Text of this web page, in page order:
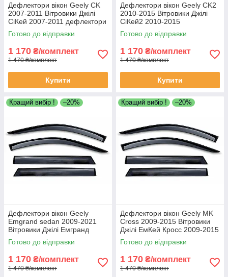
Дефлектори вікон Geely CK
2007-2011 Вітровики Джілі
СіКей 2007-2011 дефлектори
4шт
Готово до відправки
1 170 ₴/комплект
1 470 ₴/комплект
Купити
Дефлектори вікон Geely CK2
2010-2015 Вітровики Джілі
СіКей2 2010-2015
дефлектори 4шт
Готово до відправки
1 170 ₴/комплект
1 470 ₴/комплект
Купити
Кращий вибір ! –20%
Дефлектори вікон Geely
Emgrand sedan 2009-2021
Вітровики Джілі Емгранд
седан 2009-2021 дефлектори
4шт
Готово до відправки
1 170 ₴/комплект
1 470 ₴/комплект
Кращий вибір ! –20%
Дефлектори вікон Geely MK
Cross 2009-2015 Вітровики
Джілі ЕмКей Кросс 2009-2015
дефлектори 4шт
Готово до відправки
1 170 ₴/комплект
1 470 ₴/комплект